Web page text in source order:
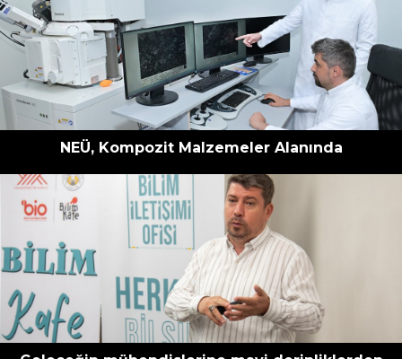
NEÜ, Kompozit Malzemeler Alanında